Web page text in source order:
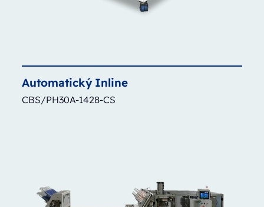
Automatický Inline
CBS/PH30A-1428-CS